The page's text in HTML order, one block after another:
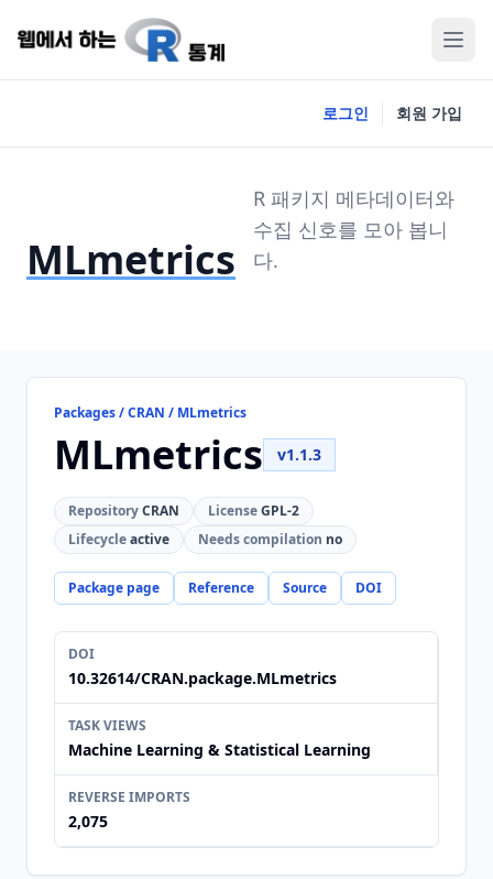
로그인 회원 가입
MLmetrics
R 패키지 메타데이터와
수집 신호를 모아 봅니
다.
Packages / CRAN / MLmetrics
MLmetrics v1.1.3
RepositoryCRAN LicenseGPL-2
Lifecycleactive Needs compilation no
Package page Reference Source DOI
DOI
10.32614/CRAN.package.MLmetrics
TASK VIEWS
Machine Learning & Statistical Learning
REVERSE IMPORTS
2,075